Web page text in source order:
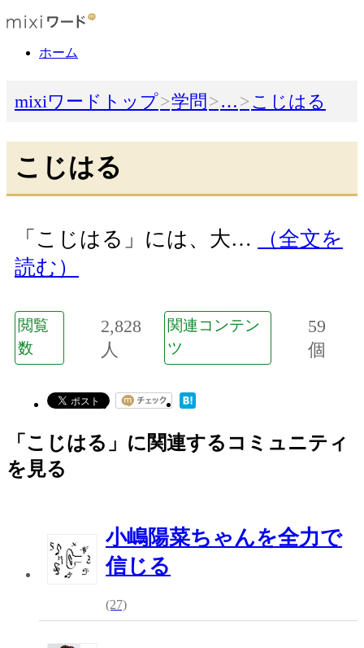
ホーム
mixiワードトップ 学問 … こじはる
こじはる
「こじはる」には、大…
（全文を
読む）
閲覧
数
2,828
人
関連コンテン
ツ
59
個
「こじはる」に関連するコミュニティ
を見る
小嶋陽菜ちゃんを全力で
信じる
(27)